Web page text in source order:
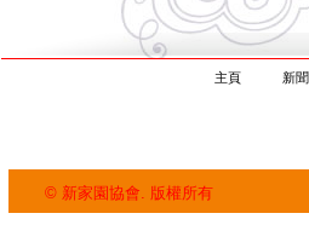
主頁 新聞
© 新家園協會. 版權所有